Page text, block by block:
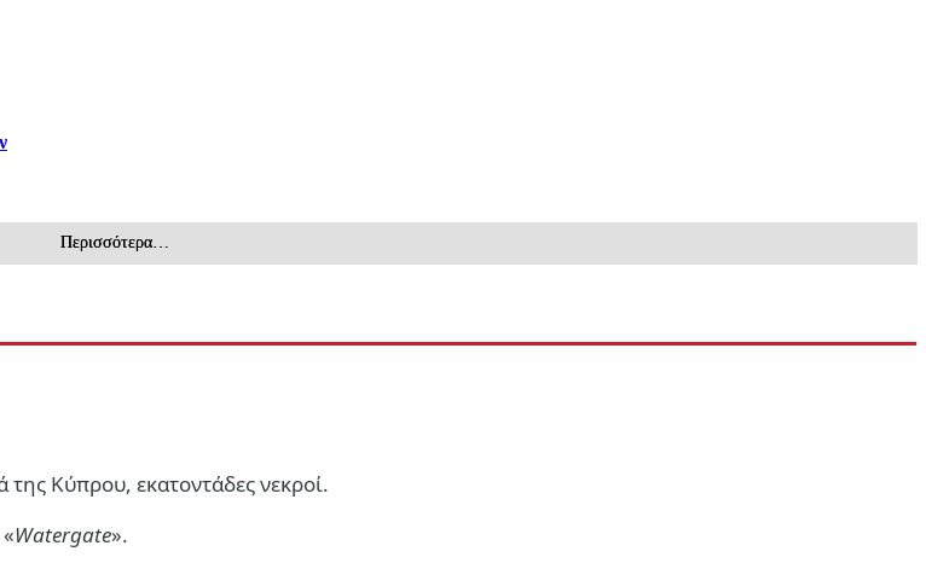
Περισσότερα…
της Κύπρου, εκατοντάδες νεκροί.
Watergate».